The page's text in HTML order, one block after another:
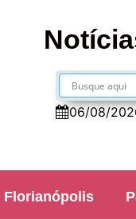
06/08/
Florianópolis